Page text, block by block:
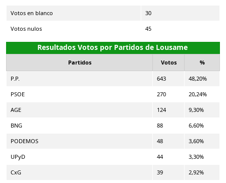
Votos en blanco 30
Votos nulos 45
Resultados Votos por Partidos de Lousame
Partidos Votos %
P.P. 643 48,20%
PSOE 270 20,24%
AGE 124 9,30%
BNG 88 6,60%
PODEMOS 48 3,60%
UPyD 44 3,30%
CxG 39 2,92%